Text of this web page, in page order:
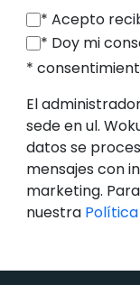
*Acepto recibir información comercial por vía electrónica (a la dirección de correo electrónico
* Doy mi consentimiento para que SONEL S.A., con sede en ul. Wokulskiego 11, 58-100 Świdnica,
*
El
sede en ul.
datos se
mensajes con
marketing.
nuestra